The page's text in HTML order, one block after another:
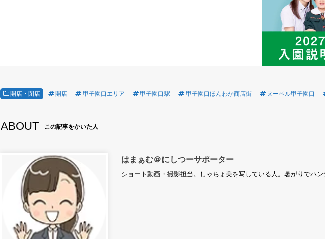
開店・閉店 開店 甲子園口エリア 甲子園口駅 甲子園口ほんわか商店街 ヌーベル甲子園口
ABOUT この記事をかいた人
はまぁむ＠にしつーサポーター
ショート動画・撮影担当。しゃちょ美を写している人。暑がりでハン